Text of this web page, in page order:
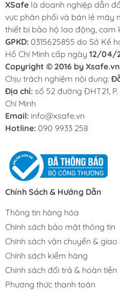
XSafe là doanh nghiệp dẫn
vực phân phối và bán lẻ máy
thiết bị bảo hộ lao động, cam
GPKD: 0315625855 do Sở Kế
Hồ Chí Minh cấp ngày 12/04/
Copyright © 2016 by Xsafe.vn
Chịu trách nghiệm nội dung:
Địa chỉ: số 52 đường ĐHT21,
Chí Minh
Email: info@xsafe.vn
Hotline: 090 9933 258
Chính Sách & Hướng Dẫn
Thông tin hàng hóa
Chính sách bảo mật thông tin
Chính sách vận chuyển & giao
Chính sách kiểm hàng
Chính sách đổi trả & hoàn tiền
Phương thức thanh toán